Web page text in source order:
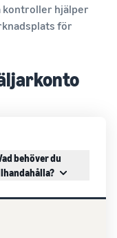
kontroller hjälper
för
behöver du